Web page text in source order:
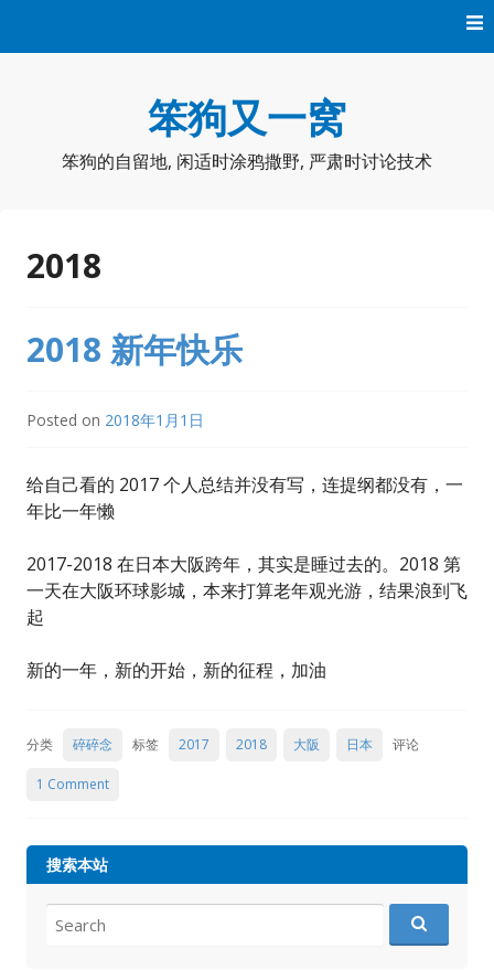
笨狗又一窝
笨狗的自留地, 闲适时涂鸦撒野, 严肃时讨论技术
2018
2018 新年快乐
Posted on 2018年1月1日
给自己看的 2017 个人总结并没有写，连提纲都没有，一
年比一年懒
2017-2018 在日本大阪跨年，其实是睡过去的。2018 第
一天在大阪环球影城，本来打算老年观光游，结果浪到飞
起
新的一年，新的开始，新的征程，加油
分类 碎碎念 标签 2017 2018 大阪 日本 评论
1 Comment
搜索本站
for: